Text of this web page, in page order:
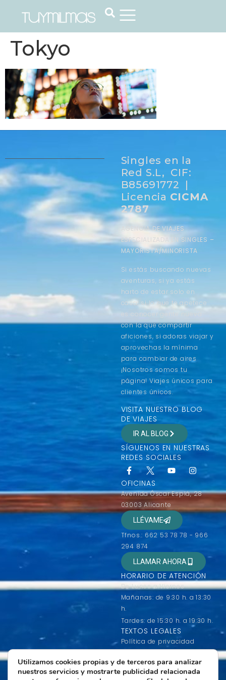
Tokyo
Singles en la
Red S.L, CIF:
B85691772 |
Licencia CICMA
2787
AGENCIA DE VIAJES
ESPECIALIZADA EN SINGLES –
MAYORISTA/MINORISTA
Si estás buscando nuevas
aventuras, si ya estás
harto de estar solo en
casa, si lo que te apetece
es conocer gente nueva
con la que compartir
aficiones, si adoras viajar y
aprovechas la mínima
para cambiar de aires
¡Nosotros somos tu
página! Viajes únicos para
clientes únicos.
VISITA NUESTRO BLOG
DE VIAJES
IR AL BLOG
SÍGUENOS EN NUESTRAS
REDES SOCIALES
OFICINAS
Avenida Óscar Esplá, 28
03003 Alicante
LLÉVAME
Tfnos.: 662 53 78 78 - 966
294 874
LLAMAR AHORA
HORARIO DE ATENCIÓN
De Lunes a Viernes
Mañanas: de 9:30 h. a 13:30
h.
Tardes: de 15:30 h. a 19:30 h.
TEXTOS LEGALES
Política de privacidad
contratación
Condiciones de uso
Utilizamos cookies propias y de terceros para analizar
nuestros servicios y mostrarte publicidad relacionada